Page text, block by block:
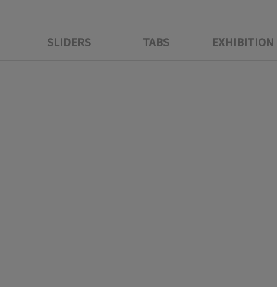
SLIDERS TABS EXHIBITION